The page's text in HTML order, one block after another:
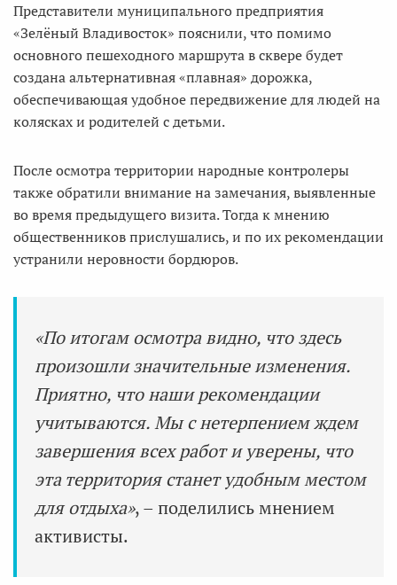
Представители муниципального предприятия
«Зелёный Владивосток» пояснили, что помимо
основного пешеходного маршрута в сквере будет
создана альтернативная «плавная» дорожка,
обеспечивающая удобное передвижение для людей на
колясках и родителей с детьми.
После осмотра территории народные контролеры
также обратили внимание на замечания, выявленные
во время предыдущего визита. Тогда к мнению
общественников прислушались, и по их рекомендации
устранили неровности бордюров.
«По итогам осмотра видно, что здесь
произошли значительные изменения.
Приятно, что наши рекомендации
учитываются. Мы с нетерпением ждем
завершения всех работ и уверены, что
эта территория станет удобным местом
для отдыха», – поделились мнением
активисты.